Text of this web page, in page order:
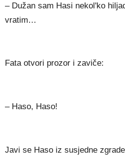
– Dužan sam Hasi nekol'ko
vratim…
Fata otvori prozor i zaviče:
– Haso, Haso!
Javi se Haso iz susjedne